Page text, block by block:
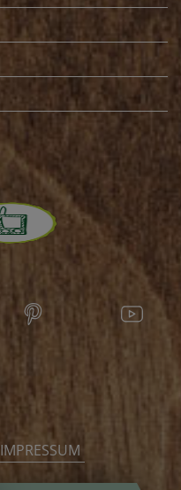
IMPRESSUM